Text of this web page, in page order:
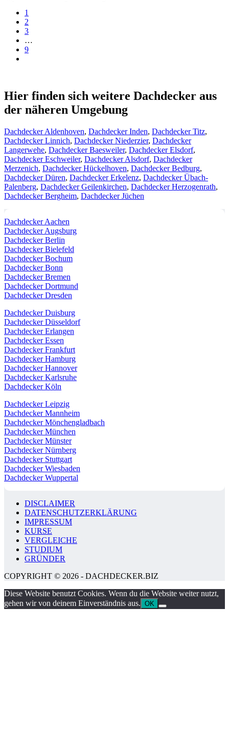
1
2
3
…
9
Hier finden sich weitere Dachdecker aus
der näheren Umgebung
Dachdecker Aldenhoven, Dachdecker Inden, Dachdecker Titz,
Dachdecker Linnich, Dachdecker Niederzier, Dachdecker
Langerwehe, Dachdecker Baesweiler, Dachdecker Elsdorf,
Dachdecker Eschweiler, Dachdecker Alsdorf, Dachdecker
Merzenich, Dachdecker Hückelhoven, Dachdecker Bedburg,
Dachdecker Düren, Dachdecker Erkelenz, Dachdecker Übach-
Palenberg, Dachdecker Geilenkirchen, Dachdecker Herzogenrath,
Dachdecker Bergheim, Dachdecker Jüchen
Dachdecker Aachen
Dachdecker Augsburg
Dachdecker Berlin
Dachdecker Bielefeld
Dachdecker Bochum
Dachdecker Bonn
Dachdecker Bremen
Dachdecker Dortmund
Dachdecker Dresden
Dachdecker Duisburg
Dachdecker Düsseldorf
Dachdecker Erlangen
Dachdecker Essen
Dachdecker Frankfurt
Dachdecker Hamburg
Dachdecker Hannover
Dachdecker Karlsruhe
Dachdecker Köln
Dachdecker Leipzig
Dachdecker Mannheim
Dachdecker Mönchengladbach
Dachdecker München
Dachdecker Münster
Dachdecker Nürnberg
Dachdecker Stuttgart
Dachdecker Wiesbaden
Dachdecker Wuppertal
DISCLAIMER
DATENSCHUTZERKLÄRUNG
IMPRESSUM
KURSE
VERGLEICHE
STUDIUM
GRÜNDER
COPYRIGHT © 2026 - DACHDECKER.BIZ
Diese Website benutzt Cookies. Wenn du die Website weiter nutzt,
gehen wir von deinem Einverständnis aus. OK